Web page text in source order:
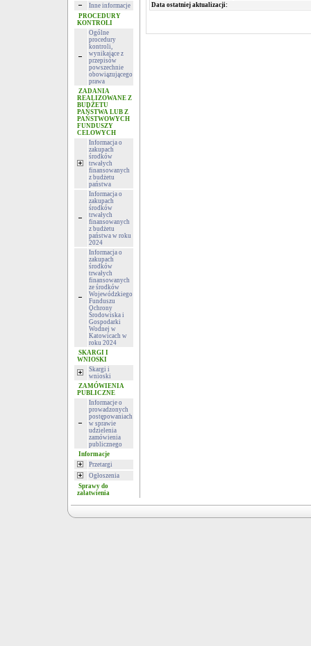
Inne informacje
PROCEDURY
KONTROLI
Ogólne
procedury
kontroli,
wynikające z
przepisów
powszechnie
obowiązującego
prawa
ZADANIA
REALIZOWANE Z
BUDŻETU
PAŃSTWA LUB Z
PAŃSTWOWYCH
FUNDUSZY
CELOWYCH
Informacja o
zakupach
środków
trwałych
finansowanych
z budżetu
państwa
Informacja o
zakupach
środków
trwałych
finansowanych
z budżetu
państwa w roku
2024
Informacja o
zakupach
środków
trwałych
finansowanych
ze środków
Wojewódzkiego
Funduszu
Ochrony
Środowiska i
Gospodarki
Wodnej w
Katowicach w
roku 2024
SKARGI I
WNIOSKI
Skargi i
wnioski
ZAMÓWIENIA
PUBLICZNE
Informacje o
prowadzonych
postępowaniach
w sprawie
udzielenia
zamówienia
publicznego
Informacje
Przetargi
Ogłoszenia
Sprawy do
załatwienia
Data ostatniej aktualizacji: